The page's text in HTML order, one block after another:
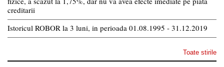
creditarii
Istoricul ROBOR la 3 luni, in perioada 01.08.1995 - 31.12.2019
Toate stirile